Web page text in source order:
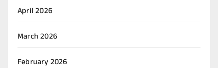
April 2026
March 2026
February 2026